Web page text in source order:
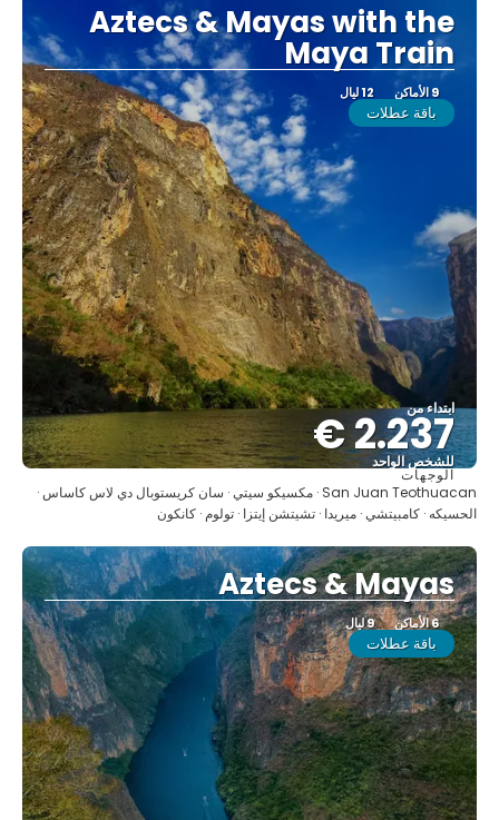
Aztecs & Mayas with the
Maya Train
9 الأماكن 12 ليال
باقة عطلات
ابتداء من
2.237 €
للشخص الواحد
شاهد
الوجهات
San Juan Teothuacan · مكسيكو سيتي · سان كريستوبال دي لاس كاساس ·
الحسيكه · كامبيتشي · ميريدا · تشيتشن إيتزا · تولوم · كانكون
Aztecs & Mayas
6 الأماكن 9 ليال
باقة عطلات